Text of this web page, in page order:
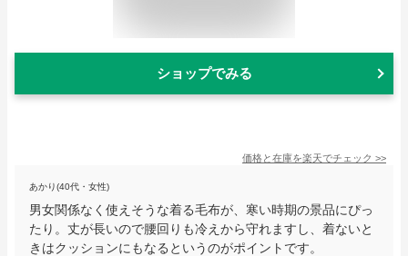
ショップでみる
価格と在庫を楽天でチェック >>
あかり(40代・女性)
男女関係なく使えそうな着る毛布が、寒い時期の景品にぴっ
たり。丈が長いので腰回りも冷えから守れますし、着ないと
きはクッションにもなるというのがポイントです。